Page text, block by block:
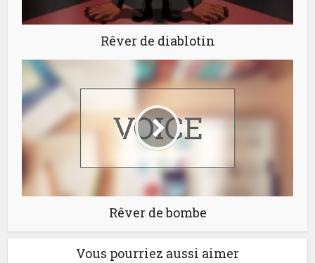
Rêver de diablotin
Rêver de bombe
Vous pourriez aussi aimer